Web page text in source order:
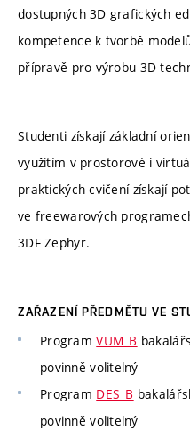
dostupných 3D grafických
kompetence k tvorbě
přípravě pro výrobu 3D
Studenti získají základní
využitím v prostorové i
praktických cvičení získají
ve freewarových
3DF Zephyr.
ZAŘAZENÍ PŘEDMĚTU VE
ProgramVUM_B
povinně volitelný
Program DES_B
povinně volitelný